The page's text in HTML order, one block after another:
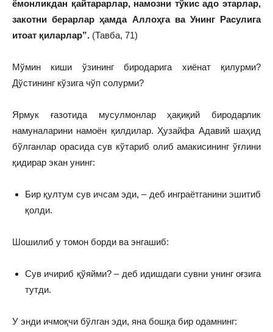
ёмонликдан қайтарарлар, намозни тўкис адо этарлар,
закотни берарлар ҳамда Аллоҳга ва Унинг Расулига
итоат қиларлар”. (Тавба, 71)
Мўмин киши ўзининг биродарига хиёнат қилурми?
Дўстининг кўзига чўп солурми?
Ярмук ғазотида мусулмонлар ҳақиқий биродарлик
намуналарини намоён қилдилар. Ҳузайфа Адавий шаҳид
бўлганлар орасида сув кўтариб олиб амакисининг ўғлини
қидирар экан унинг:
Бир қултум сув ичсам эди, – деб инграётганини эшитиб
қолди.
Шошилиб у томон борди ва энгашиб:
Сув ичириб қўяйми? – деб идишдаги сувни унинг оғзига
тутди.
У энди ичмоқчи бўлган эди, яна бошқа бир одамнинг: